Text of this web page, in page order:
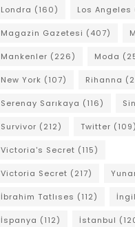
Londra (160) Los Angeles
Magazin Gazetesi (407)
Mankenler (226) Moda
New York (107) Rihanna
Serenay Sarıkaya (116)
Survivor (212) Twitter (109)
Victoria's Secret (115)
Victoria Secret (217)
İbrahim Tatlıses (112)
İspanya (112) İstanbul